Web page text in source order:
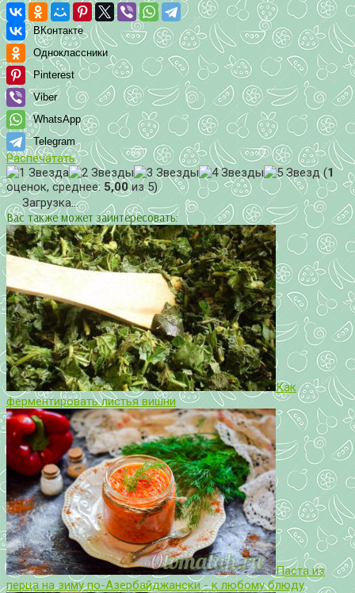
ВКонтакте
Одноклассники
Pinterest
Viber
WhatsApp
Telegram
Распечатать
(1
оценок, среднее: 5,00из 5)
Загрузка...
Вас также может заинтересовать:
Как
ферментировать листья вишни
Паста из
перца на зиму по-Азербайджански - к любому блюду